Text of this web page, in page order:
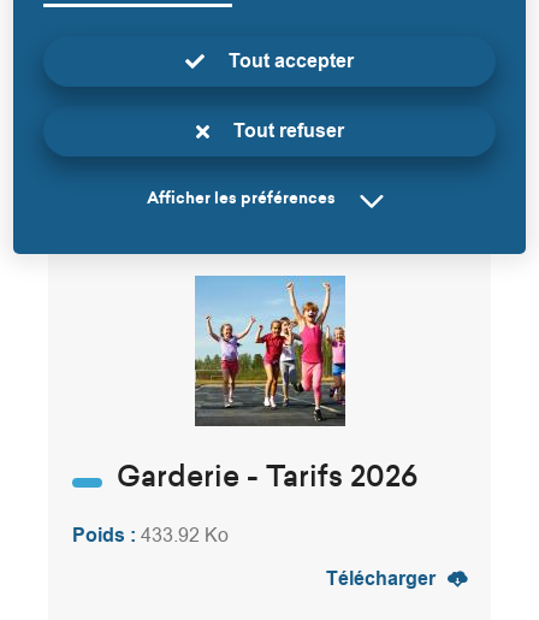
Afficher les préférences
Tout accepter
Tout refuserTélécharger
Garderie - Tarifs 2026
Poids : 433.92 Ko
Télécharger